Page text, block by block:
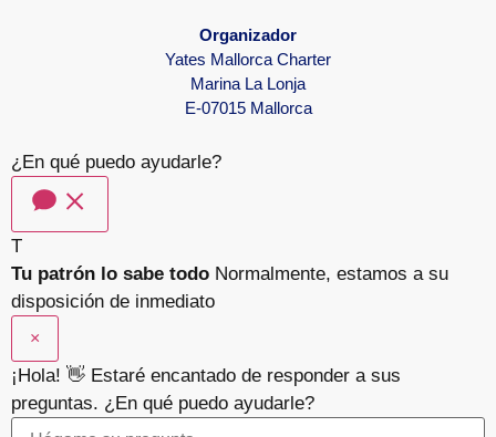
Organizador
Yates Mallorca Charter
Marina La Lonja
E-07015 Mallorca
¿En qué puedo ayudarle?
T
Tu patrón lo sabe todo Normalmente, estamos a su
disposición de inmediato
×
¡Hola! 👋 Estaré encantado de responder a sus
preguntas. ¿En qué puedo ayudarle?